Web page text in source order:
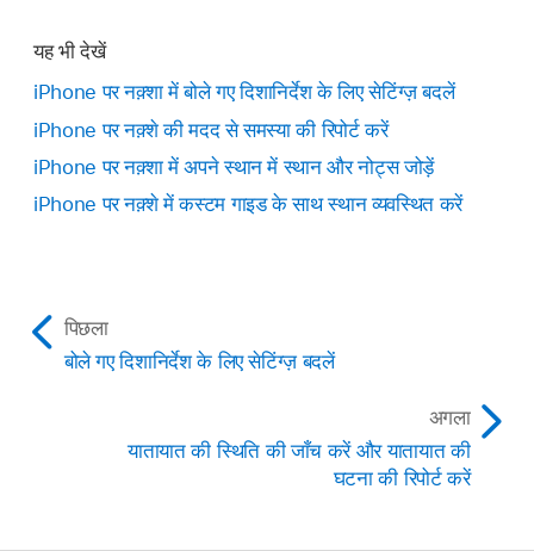
यह भी देखें
iPhone पर नक़्शा में बोले गए दिशानिर्देश के लिए सेटिंग्ज़ बदलें
iPhone पर नक़्शे की मदद से समस्या की रिपोर्ट करें
iPhone पर नक़्शा में अपने स्थान में स्थान और नोट्स जोड़ें
iPhone पर नक़्शे में कस्टम गाइड के साथ स्थान व्यवस्थित करें
पिछला
बोले गए दिशानिर्देश के लिए सेटिंग्ज़ बदलें
अगला
यातायात की स्थिति की जाँच करें और यातायात की
घटना की रिपोर्ट करें